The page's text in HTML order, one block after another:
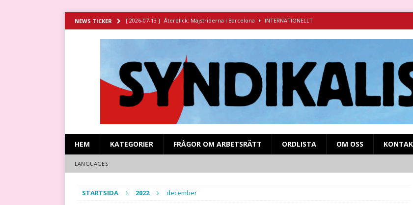
NEWS TICKER [ 2026-07-13 ] Återblick: Majstriderna i Barcelona INTERNATIONELLT
Strejken vid Stripa gruva 1925-1927 – föredrag för Syndikalistiska kamratföreningen
HISTORIA
[ 2026-06-23 ] Missa inte filmen om syndikalistisk kamp på SVT Play! MIGRANTARBETARE
[ 2026-07-15 ] Återblick: Revolutionens och inbördeskrigets Spanien INTERNATIONELLT
HEM KATEGORIER FRÅGOR OM ARBETSRÄTT ORDLISTA OM OSS
LANGUAGES
STARTSIDA 2022 december